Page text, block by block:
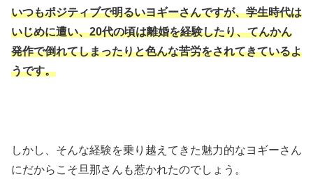
いつもポジティブで明るいヨギーさんですが、学生時代は
いじめに遭い、20代の頃は離婚を経験したり、てんかん
発作で倒れてしまったりと色んな苦労をされてきているよ
うです。
しかし、そんな経験を乗り越えてきた魅力的なヨギーさん
にだからこそ旦那さんも惹かれたのでしょう。